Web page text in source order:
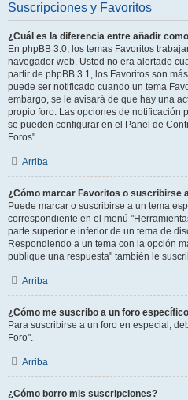
Suscripciones y Favoritos
¿Cuál es la diferencia entre añadir
En phpBB 3.0, los temas Favoritos
navegador web. Usted no era alertado
partir de phpBB 3.1, los Favoritos son
puede ser notificado cuando un tema
embargo, se le avisará de que hay una
propio foro. Las opciones de notificación
se pueden configurar en el Panel de
Foros".
Arriba
¿Cómo marcar Favoritos o suscribirse
Puede marcar o suscribirse a un tema
correspondiente en el menú
parte superior e inferior de un tema de
Respondiendo a un tema con la opción
publique una respuesta" también le
Arriba
¿Cómo me suscribo a un foro
Para suscribirse a un foro en especial,
Foro".
Arriba
¿Cómo borro mis suscripciones?